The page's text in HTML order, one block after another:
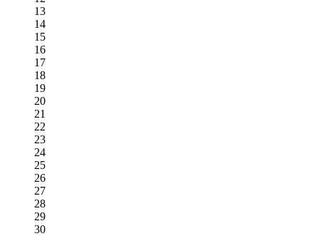
13
14
15
16
17
18
19
20
21
22
23
24
25
26
27
28
29
30